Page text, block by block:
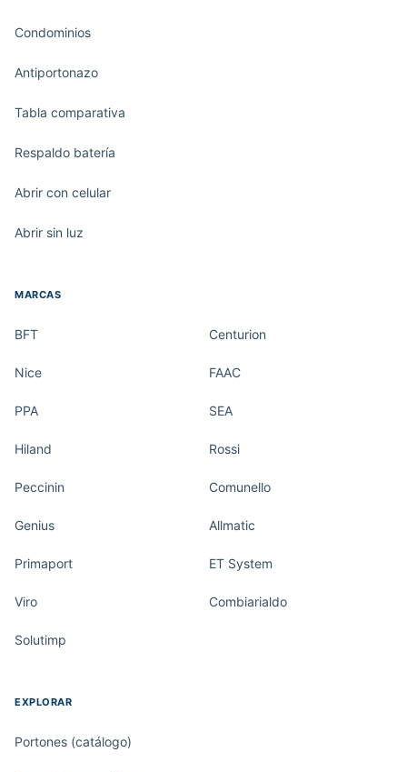
Condominios
Antiportonazo
Tabla comparativa
Respaldo batería
Abrir con celular
Abrir sin luz
MARCAS
BFT Centurion
Nice FAAC
PPA SEA
Hiland Rossi
Peccinin Comunello
Genius Allmatic
Primaport ET System
Viro Combiarialdo
Solutimp
EXPLORAR
Portones (catálogo)